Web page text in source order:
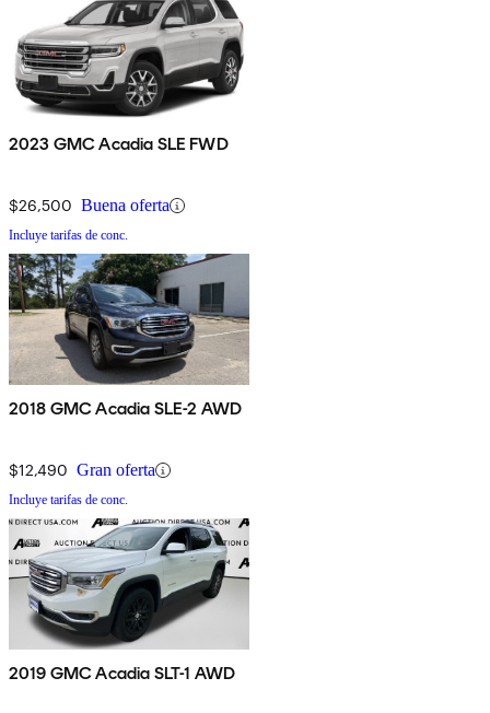
2023 GMC Acadia SLE FWD
$26,500 Buena oferta
Incluye tarifas de conc.
2018 GMC Acadia SLE-2 AWD
$12,490 Gran oferta
Incluye tarifas de conc.
2019 GMC Acadia SLT-1 AWD